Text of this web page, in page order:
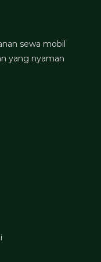
sewa mobil
yang nyaman